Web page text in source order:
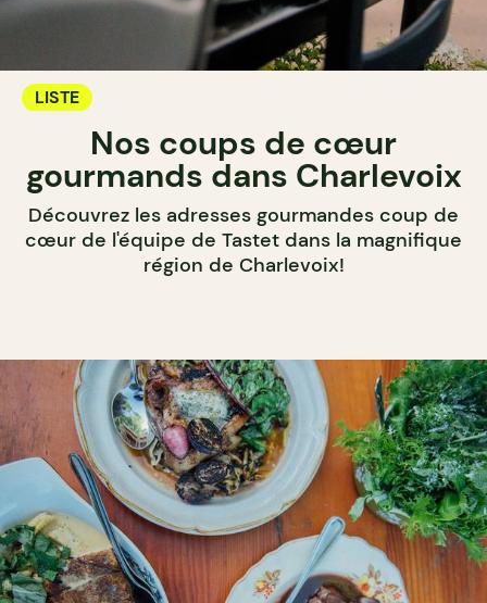
LISTE
Nos coups de cœur
gourmands dans Charlevoix
Découvrez les adresses gourmandes coup de
cœur de l'équipe de Tastet dans la magnifique
région de Charlevoix!